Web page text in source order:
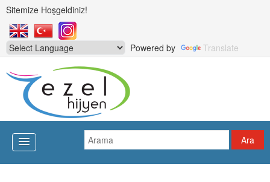
Sitemize Hoşgeldiniz!
Powered by Translate